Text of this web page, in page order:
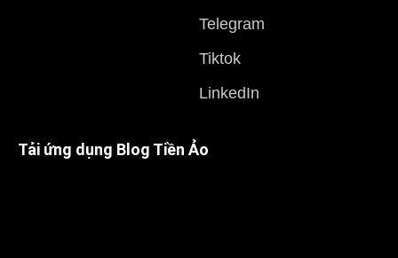
Telegram
Tiktok
LinkedIn
Tải ứng dụng Blog Tiền Ảo